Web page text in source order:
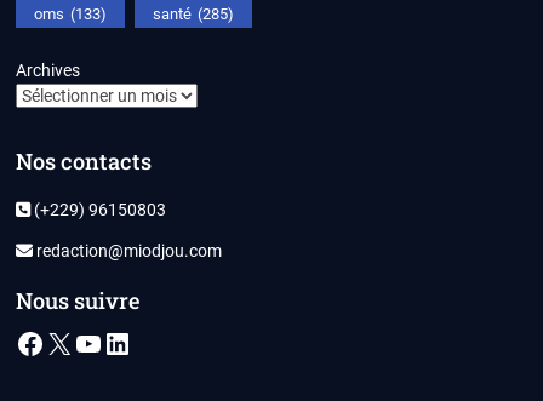
oms (133) santé (285)
Archives
Nos contacts
(+229) 96150803
redaction@miodjou.com
Nous suivre
Facebook
X YouTube
LinkedIn